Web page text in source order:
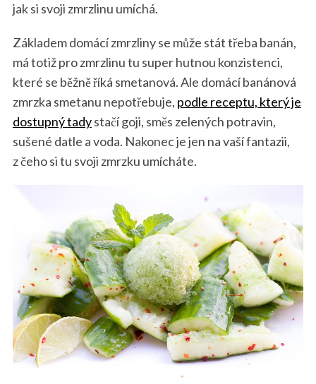
jak si svoji zmrzlinu umíchá.
Základem domácí zmrzliny se může stát třeba banán,
má totiž pro zmrzlinu tu super hutnou konzistenci,
které se běžně říká smetanová. Ale domácí banánová
zmrzka smetanu nepotřebuje, podle receptu, který je
dostupný tadystačí goji, směs zelených potravin,
sušené datle a voda. Nakonec je jen na vaší fantazii,
z čeho si tu svoji zmrzku umícháte.